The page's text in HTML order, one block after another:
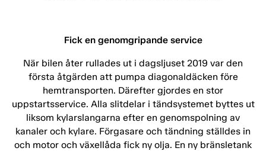
Fick en genomgripande service
När bilen åter rullades ut i dagsljuset 2019 var den
första åtgärden att pumpa diagonaldäcken före
hemtransporten. Därefter gjordes en stor
uppstartsservice. Alla slitdelar i tändsystemet byttes ut
liksom kylarslangarna efter en genomspolning av
kanaler och kylare. Förgasare och tändning ställdes in
och motor och växellåda fick ny olja. En ny bränsletank